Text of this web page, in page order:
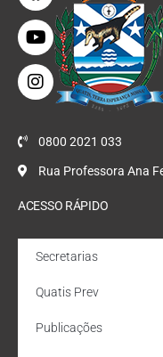
0800 2021 033
Rua Professora Ana
ACESSO RÁPIDO
Secretarias
Quatis Prev
Publicações